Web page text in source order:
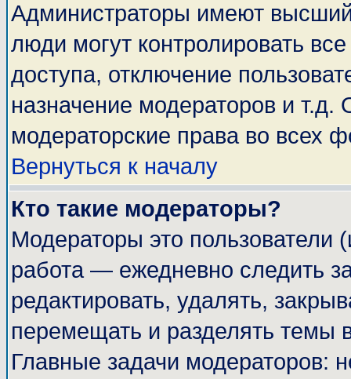
Администраторы имеют
люди могут контролировать
доступа, отключение
назначение модераторов и
модераторские права во всех
Вернуться к началу
Кто такие модераторы?
Модераторы это пользователи
работа — ежедневно следить
редактировать, удалять,
перемещать и разделять темы
Главные задачи модераторов: